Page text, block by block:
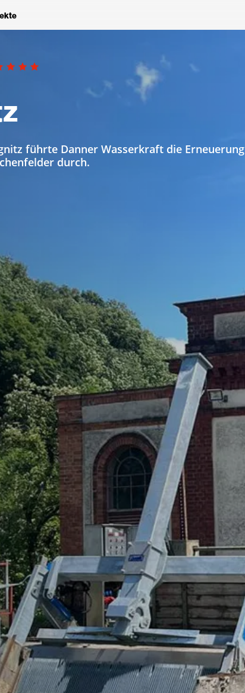
führte Danner Wasserkraft die Erneuerung
durch.